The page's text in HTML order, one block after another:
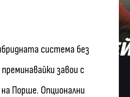
система без
завои с
Порше. Опционални